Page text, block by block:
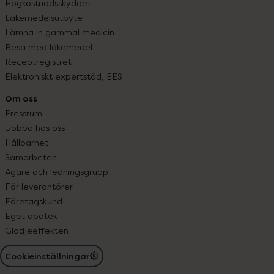
Högkostnadsskyddet
Läkemedelsutbyte
Lämna in gammal medicin
Resa med läkemedel
Receptregistret
Elektroniskt expertstöd, EES
Om oss
Pressrum
Jobba hos oss
Hållbarhet
Samarbeten
Ägare och ledningsgrupp
För leverantörer
Företagskund
Eget apotek
Glädjeeffekten
Cookieinställningar